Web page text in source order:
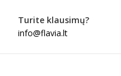
Turite klausimų?
info@flavia.lt